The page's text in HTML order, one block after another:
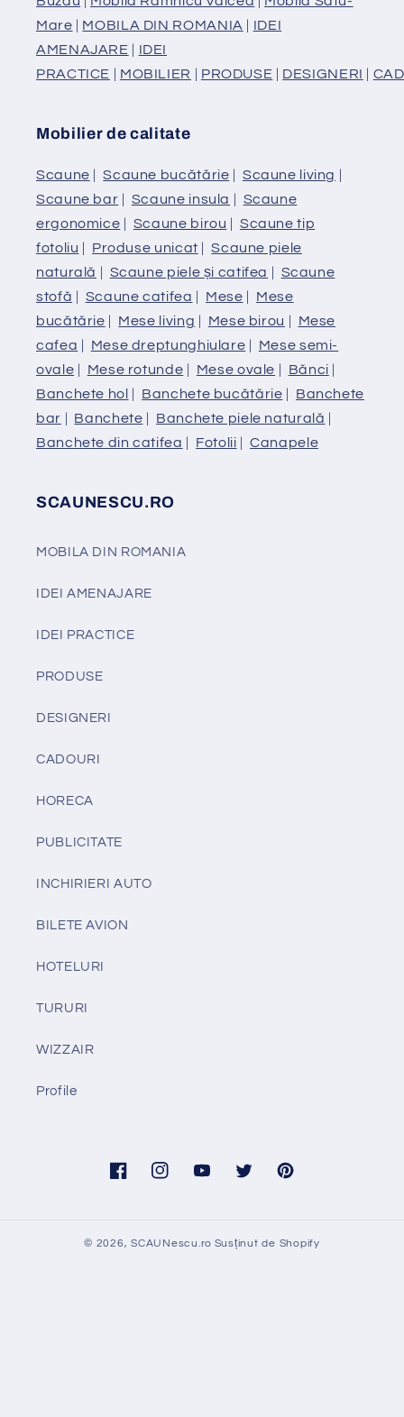
Mare | MOBILA DIN ROMANIA | IDEI
AMENAJARE | IDEI
PRACTICE | MOBILIER | PRODUSE | DESIGNERI |
Mobilier de calitate
Scaune |Scaune bucătărie | Scaune living |
Scaune bar | Scaune insula | Scaune
ergonomice | Scaune birou | Scaune tip
fotoliu | Produse unicat |Scaune piele
naturală | Scaune piele și catifea | Scaune
stofă | Scaune catifea | Mese | Mese
bucătărie | Mese living | Mese birou | Mese
cafea | Mese dreptunghiulare | Mese semi-
ovale | Mese rotunde | Mese ovale | Bănci |
Banchete hol | Banchete bucătărie | Banchete
bar | Banchete | Banchete piele naturală |
Banchete din catifea | Fotolii |Canapele
SCAUNESCU.RO
MOBILA DIN ROMANIA
IDEI AMENAJARE
IDEI PRACTICE
PRODUSE
DESIGNERI
CADOURI
HORECA
PUBLICITATE
INCHIRIERI AUTO
BILETE AVION
HOTELURI
TURURI
WIZZAIR
Profile
FacebookInstagramYouTubeTwitter Pinterest
© 2026,SCAUNescu.ro Susținut de Shopify